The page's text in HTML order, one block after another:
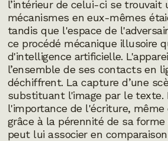
l’intérieur de celui-ci se
mécanismes en eux-mêmes
tandis que l'espace de
ce procédé mécanique illusoire
d'intelligence artificielle.
l’ensemble de ses contacts en
déchiffrent. La capture d’une
substituant l'image par le
l'importance de l'écriture,
grâce à la pérennité de sa
peut lui associer en